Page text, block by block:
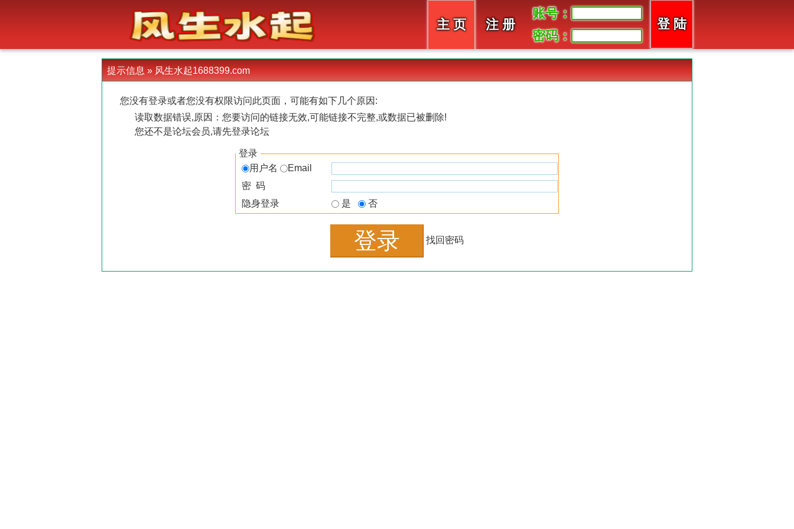
主 页 注 册
账号：
密码：
提示信息 » 风生水起1688399.com
您没有登录或者您没有权限访问此页面，可能有如下几个原因:
读取数据错误,原因：您要访问的链接无效,可能链接不完整,或数据已被删除!
您还不是论坛会员,请先登录论坛
登录
用户名
Email
密 码
隐身登录
是 否
找回密码